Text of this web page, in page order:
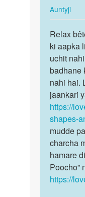
AuntyjiIn
to
Mera
hai
me
23…
by
Relax
bête!
Koi
aur
yeh…
Relax
ki aapka
uchit
badhane
nahi hai.
jaankari
https://
shapes-
mudde
charcha
hamare
Poocho”
https://